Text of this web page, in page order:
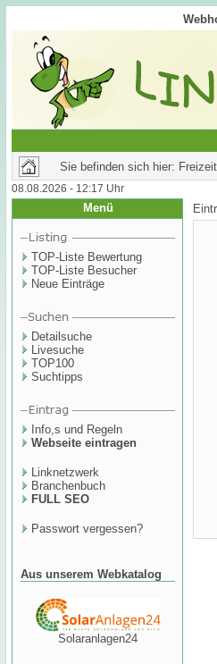
Sie befinden sich hier:
08.08.2026 - 12:17 Uhr
Menü
TOP-Liste Bewertung
TOP-Liste Besucher
Neue Einträge
Detailsuche
Livesuche
TOP100
Suchtipps
Info,s und Regeln
Webseite eintragen
Linknetzwerk
Branchenbuch
FULL SEO
Passwort vergessen?
Aus unserem Webkatalog
Solaranlagen24